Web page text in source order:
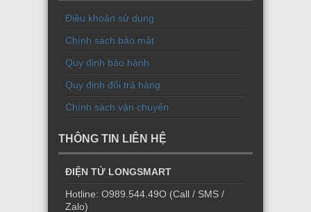
Điều khoản sử dụng
Chính sách bảo mật
Quy định bảo hành
Quy định đổi trả hàng
Chính sách vận chuyển
THÔNG TIN LIÊN HỆ
ĐIỆN TỬ LONGSMART
Hotline: O989.544.49O (Call / SMS /
Zalo)